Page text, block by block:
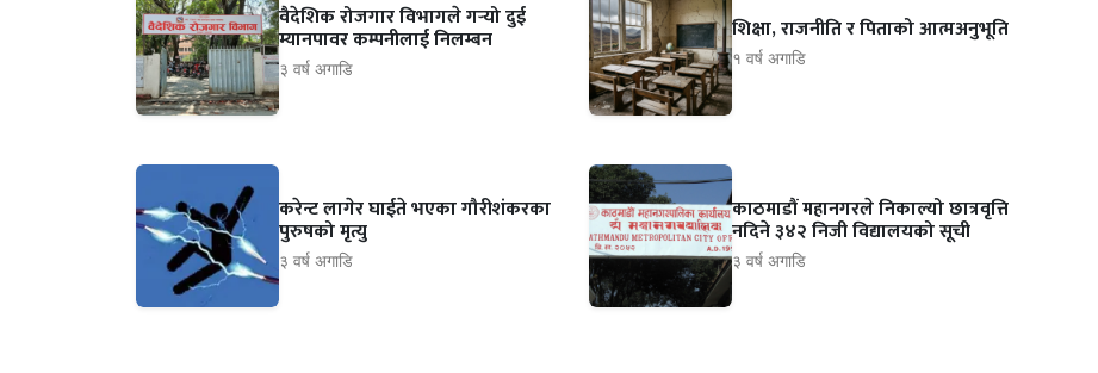
वैदेशिक रोजगार विभागले गर्‍यो दुई
म्यानपावर कम्पनीलाई निलम्बन
३ वर्ष अगाडि
शिक्षा, राजनीति र पिताको आत्मअनुभूति
१ वर्ष अगाडि
करेन्ट लागेर घाईते भएका गौरीशंकरका
पुरुषको मृत्यु
३ वर्ष अगाडि
काठमाडौं महानगरले निकाल्यो छात्रवृत्ति
नदिने ३४२ निजी विद्यालयको सूची
३ वर्ष अगाडि